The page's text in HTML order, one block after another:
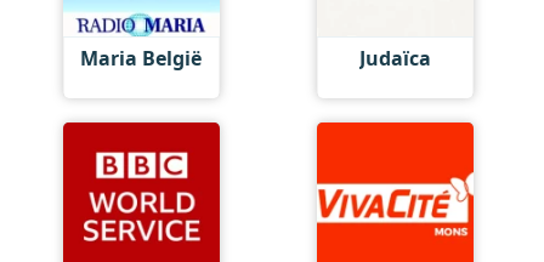
Maria België Judaïca